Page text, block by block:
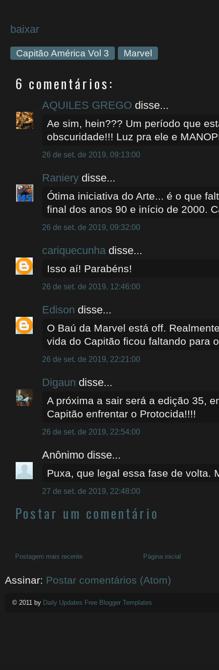
baixar
Capitão América Vol 3 Marvel
6 comentários:
AQUILES GREGO disse...
Ae sim, hein??? Um período que
obscuridade!!! Luz pra ele e
26 de set. de 2019, 09:13:00
Raniery disse...
Ótima iniciativa do Arte... é o que
final dos anos 90 e início de 2000.
26 de set. de 2019, 09:32:00
cariquecunha disse...
Isso aí! Parabéns!
26 de set. de 2019, 12:46:00
Edison disse...
O Baú da Marvel está off.
vida do Capitão ficou faltando para
26 de set. de 2019, 22:21:00
Digaun disse...
A próxima a sair será a edição 35,
Capitão enfrentar o Protocida!!!!
26 de set. de 2019, 22:54:00
Anônimo disse...
Puxa, que legal essa fase de volta.
27 de set. de 2019, 22:48:00
Postar um comentário
Postagem mais recente Página inicial
Assinar: Postar comentários (Atom)
© 2011 by Daily Updates Free Blogger Templates